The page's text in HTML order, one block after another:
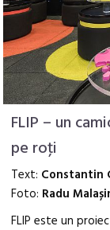
FLIP – un
pe roţi
Text: Constantin
Foto: Radu
FLIP este un